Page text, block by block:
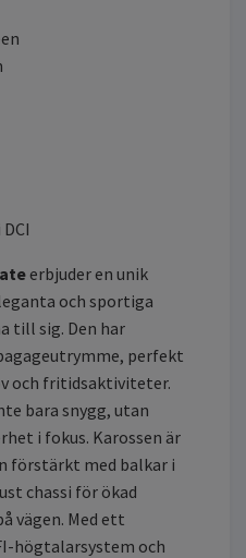
erbjuder en unik
och sportiga
till sig. Den har
perfekt
och fritidsaktiviteter.
bara snygg, utan
i fokus. Karossen är
förstärkt med balkar i
chassi för ökad
vägen. Med ett
högtalarsystem och